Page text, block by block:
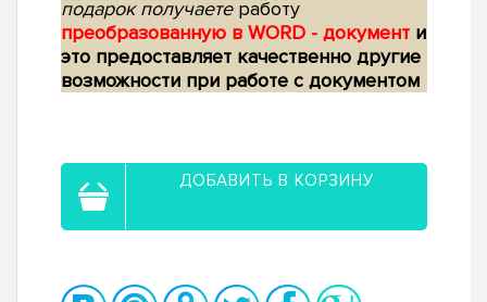
подарок получаетеработу
преобразованную в WORD - документ и
это предоставляет качественно другие
возможности при работе с документом
ДОБАВИТЬ В КОРЗИНУ